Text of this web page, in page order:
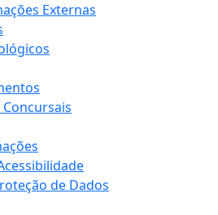
Externas
de Dados